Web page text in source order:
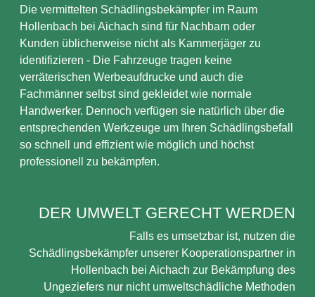
Die vermittelten Schädlingsbekämpfer im Raum
Hollenbach bei Aichach sind für Nachbarn oder
Kunden üblicherweise nicht als Kammerjäger zu
identifizieren - Die Fahrzeuge tragen keine
verräterischen Werbeaufdrucke und auch die
Fachmänner selbst sind gekleidet wie normale
Handwerker. Dennoch verfügen sie natürlich über die
entsprechenden Werkzeuge um Ihren Schädlingsbefall
so schnell und effizient wie möglich und höchst
professionell zu bekämpfen.
DER UMWELT GERECHT WERDEN
Falls es umsetzbar ist, nutzen die
Schädlingsbekämpfer unserer Kooperationspartner in
Hollenbach bei Aichach zur Bekämpfung des
Ungeziefers nur nicht umweltschädliche Methoden